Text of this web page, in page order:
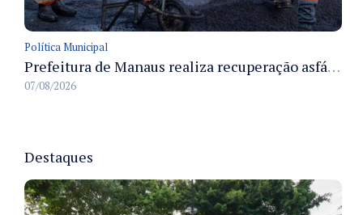
Política Municipal
Prefeitura de Manaus realiza recuperação asfáltica na rua Canário do Campo e amplia mobilidade na zona Norte
07/08/2026
Destaques